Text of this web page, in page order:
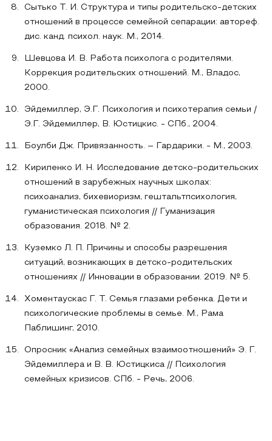
Сытько Т. И. Структура и типы родительско-детских
отношений в процессе семейной сепарации: автореф.
дис. канд. психол. наук. М., 2014.
Шевцова И. В. Работа психолога с родителями.
Коррекция родительских отношений. М., Владос,
2000.
Эйдемиллер, Э.Г. Психология и психотерапия семьи /
Э.Г. Эйдемиллер, В. Юстицкис. - СПб., 2004.
Боулби Дж. Привязанность. – Гардарики. - М., 2003.
Кириленко И. Н. Исследование детско-родительских
отношений в зарубежных научных школах:
психоанализ, бихевиоризм, гештальтпсихология,
гуманистическая психология // Гуманизация
образования. 2018. № 2.
Куземко Л. П. Причины и способы разрешения
ситуаций, возникающих в детско-родительских
отношениях // Инновации в образовании. 2019. № 5.
Хоментаускас Г. Т. Семья глазами ребенка. Дети и
психологические проблемы в семье. М., Рама
Паблишинг, 2010.
Опросник «Анализ семейных взаимоотношений» Э. Г.
Эйдемиллера и В. В. Юстицкиса // Психология
семейных кризисов. СПб. - Речь, 2006.